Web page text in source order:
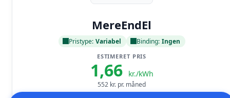
MereEndEl
Pristype: Variabel Binding: Ingen
ESTIMERET PRIS
1,66 kr./kWh
552 kr. pr. måned